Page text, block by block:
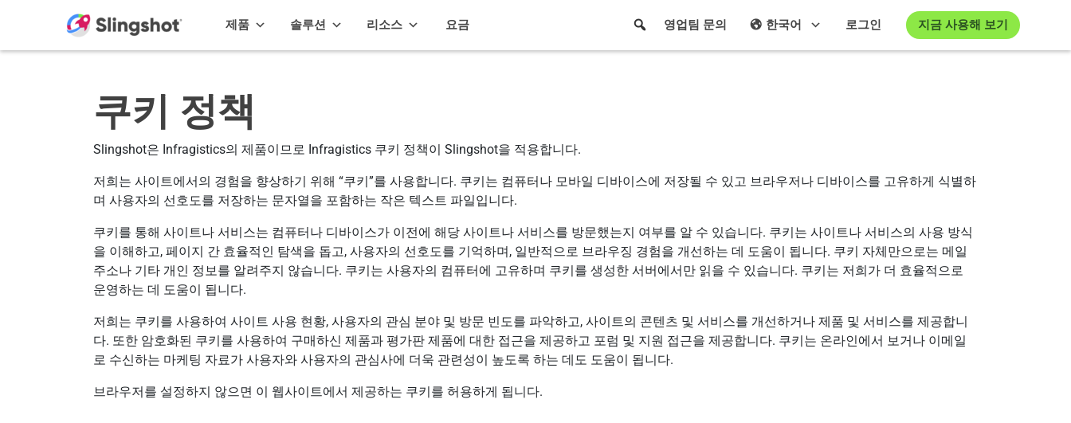
제품 솔루션 리소스 요금 지금 사용해 보기
로그인
한국어
영업팀 문의
쿠키 정책
Slingshot은 Infragistics의 제품이므로 Infragistics 쿠키 정책이 Slingshot을 적용합니다.
저희는 사이트에서의 경험을 향상하기 위해 “쿠키”를 사용합니다. 쿠키는 컴퓨터나 모바일 디바이스에 저장될 수 있고 브라우저나 디바이스를 고유하게 식별하
며 사용자의 선호도를 저장하는 문자열을 포함하는 작은 텍스트 파일입니다.
쿠키를 통해 사이트나 서비스는 컴퓨터나 디바이스가 이전에 해당 사이트나 서비스를 방문했는지 여부를 알 수 있습니다. 쿠키는 사이트나 서비스의 사용 방식
을 이해하고, 페이지 간 효율적인 탐색을 돕고, 사용자의 선호도를 기억하며, 일반적으로 브라우징 경험을 개선하는 데 도움이 됩니다. 쿠키 자체만으로는 메일
주소나 기타 개인 정보를 알려주지 않습니다. 쿠키는 사용자의 컴퓨터에 고유하며 쿠키를 생성한 서버에서만 읽을 수 있습니다. 쿠키는 저희가 더 효율적으로
운영하는 데 도움이 됩니다.
저희는 쿠키를 사용하여 사이트 사용 현황, 사용자의 관심 분야 및 방문 빈도를 파악하고, 사이트의 콘텐츠 및 서비스를 개선하거나 제품 및 서비스를 제공합니
다. 또한 암호화된 쿠키를 사용하여 구매하신 제품과 평가판 제품에 대한 접근을 제공하고 포럼 및 지원 접근을 제공합니다. 쿠키는 온라인에서 보거나 이메일
로 수신하는 마케팅 자료가 사용자와 사용자의 관심사에 더욱 관련성이 높도록 하는 데도 도움이 됩니다.
브라우저를 설정하지 않으면 이 웹사이트에서 제공하는 쿠키를 허용하게 됩니다.